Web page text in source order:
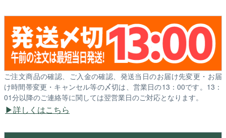
ご注文商品の確認、ご入金の確認、発送当日のお届け先変更・お届
け時間帯変更・キャンセル等の〆切は、営業日の13：00です。13：
01分以降のご連絡等に関しては翌営業日のご対応となります。
詳しくはこちら